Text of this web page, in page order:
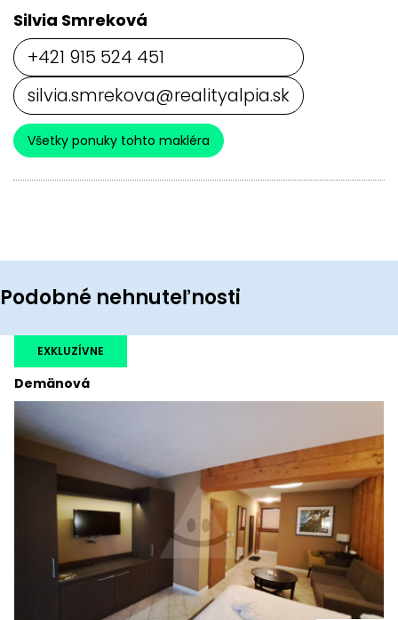
Silvia Smreková
+421 915 524 451
silvia.smrekova@realityalpia.sk
Všetky ponuky tohto makléra
Podobné nehnuteľnosti
Demänová
EXKLUZÍVNE